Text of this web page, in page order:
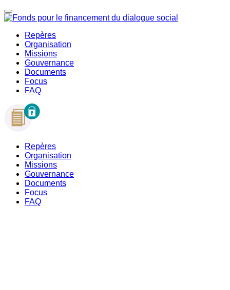
Repères
Organisation
Missions
Gouvernance
Documents
Focus
FAQ
Repères
Organisation
Missions
Gouvernance
Documents
Focus
FAQ